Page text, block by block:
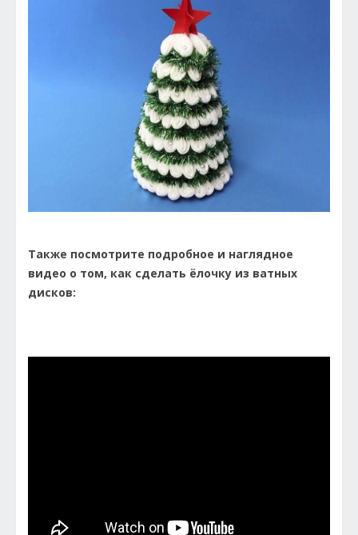
Также посмотрите подробное и наглядное
видео о том, как сделать ёлочку из ватных
дисков: